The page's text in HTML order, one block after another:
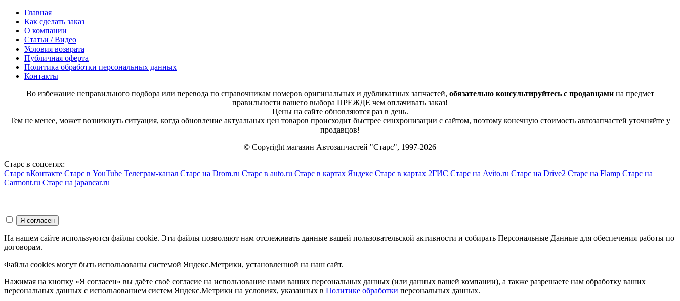
Главная
Как сделать заказ
О компании
Статьи / Видео
Условия возврата
Публичная оферта
Политика обработки персональных данных
Контакты
Во избежание неправильного подбора или перевода по справочникам номеров оригинальных и дубликатных запчастей, обязательно консультируйтесь с продавцамина предмет
правильности вашего выбора ПРЕЖДЕ чем оплачивать заказ!
Цены на сайте обновляются раз в день.
Тем не менее, может возникнуть ситуация, когда обновление актуальных цен товаров происходит быстрее синхронизации с сайтом, поэтому конечную стоимость автозапчастей уточняйте у
продавцов!
© Copyright магазин Автозапчастей "Старс", 1997-2026
Старс в соцсетях:
Старс вКонтакте Старс в YouTube Телеграм-канал Старс на Drom.ru Старс в auto.ru Старс в картах Яндекс Старс в картах 2ГИС Старс на Avito.ru Старс на Drive2 Старс на Flamp Старс на
Carmont.ru Старс на japancar.ru
На нашем сайте используются файлы cookie. Эти файлы позволяют нам отслеживать данные вашей пользовательской активности и собирать Персональные Данные для обеспечения работы по
договорам.
Файлы cookies могут быть использованы системой Яндекс.Метрики, установленной на наш сайт.
Нажимая на кнопку «Я согласен» вы даёте своё согласие на использование нами ваших персональных данных (или данных вашей компании), а также разрешаете нам обработку ваших
персональных данных с использованием систем Яндекс.Метрики на условиях, указанных в Политике обработки персональных данных.